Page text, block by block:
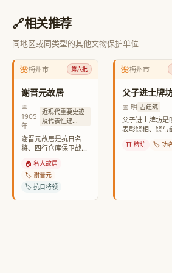
🔗相关推荐
同地区或同类型的其他文物保护单位
🌺梅州市 第六批
谢晋元故居
📅
1905
年
近现代重要史迹
及代表性建...
谢晋元故居是抗日名
将、四行仓库保卫战指
🏠 名人故居
🏷️ 谢晋元
🏷️ 抗日将领
🌺梅州市
父子进士牌
📅 明 古建筑
父子进士牌坊是
表彰饶相、饶与
⛩️ 牌坊 🏷️ 功